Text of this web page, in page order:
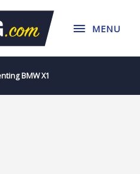
MENU
MENU
BMW X1